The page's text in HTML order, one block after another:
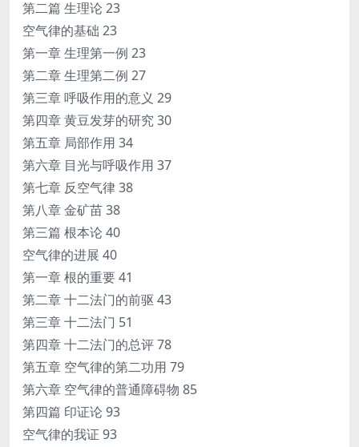
第二篇 生理论 23
空气律的基础 23
第一章 生理第一例 23
第二章 生理第二例 27
第三章 呼吸作用的意义 29
第四章 黄豆发芽的研究 30
第五章 局部作用 34
第六章 目光与呼吸作用 37
第七章 反空气律 38
第八章 金矿苗 38
第三篇 根本论 40
空气律的进展 40
第一章 根的重要 41
第二章 十二法门的前驱 43
第三章 十二法门 51
第四章 十二法门的总评 78
第五章 空气律的第二功用 79
第六章 空气律的普通障碍物 85
第四篇 印证论 93
空气律的我证 93